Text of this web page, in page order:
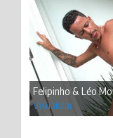
Felipinho & Léo
Visualizar